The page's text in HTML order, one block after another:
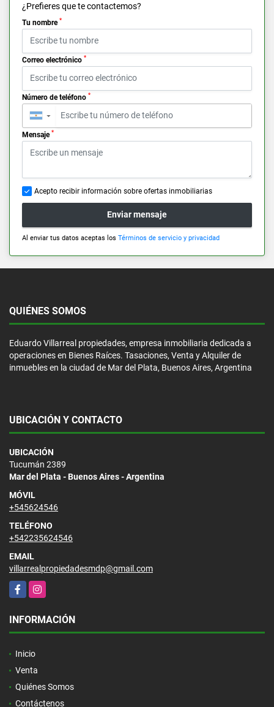
¿Prefieres que te contactemos?
Tu nombre *
Correo electrónico *
Número de teléfono *
▼
Mensaje *
Acepto recibir información sobre ofertas inmobiliarias
Enviar mensaje
Al enviar tus datos aceptas los Términos de servicio y privacidad
QUIÉNES SOMOS
Eduardo Villarreal propiedades, empresa inmobiliaria dedicada a
operaciones en Bienes Raíces. Tasaciones, Venta y Alquiler de
inmuebles en la ciudad de Mar del Plata, Buenos Aires, Argentina
UBICACIÓN Y CONTACTO
UBICACIÓN
Tucumán 2389
Mar del Plata - Buenos Aires - Argentina
MÓVIL
+545624546
TELÉFONO
+542235624546
EMAIL
villarrealpropiedadesmdp@gmail.com
FacebookInstagram
INFORMACIÓN
Inicio
Venta
Quiénes Somos
Contáctenos